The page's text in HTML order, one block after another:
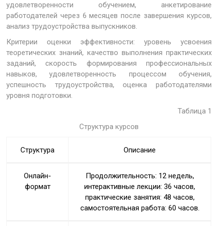
удовлетворенности обучением, анкетирование
работодателей через 6 месяцев после завершения курсов,
анализ трудоустройства выпускников.
Критерии оценки эффективности: уровень усвоения
теоретических знаний, качество выполнения практических
заданий, скорость формирования профессиональных
навыков, удовлетворенность процессом обучения,
успешность трудоустройства, оценка работодателями
уровня подготовки.
Таблица 1
Структура курсов
Структура Описание
Онлайн-
формат
Продолжительность: 12 недель,
интерактивные лекции: 36 часов,
практические занятия: 48 часов,
самостоятельная работа: 60 часов.